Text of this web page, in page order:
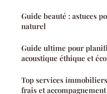
Guide beauté : astuces
naturel
Guide ultime pour
acoustique éthique et
Top services
frais et